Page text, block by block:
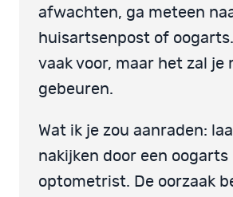
afwachten, ga meteen
huisartsenpost of
vaak voor, maar het zal je
gebeuren.
Wat ik je zou aanraden:
nakijken door een oogarts
optometrist. De oorzaak